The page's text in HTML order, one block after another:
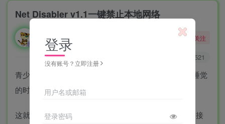
Net Disabler v1.1一键禁止本地网络
酒醒只在花前坐，酒醉还来花下眠。
关注
3521
青少年平均每天花9个小时使用媒体娱乐——这比他们睡觉
的时间还多，也比他们学习的时间多得多。
这就是为什么越来越多的家庭正在寻找暂时阻止互联网接
登录
没有账号？立即注册
用户名或邮箱
登录密码